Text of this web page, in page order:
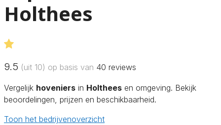
Holthees
9.5 (uit 10) op basis van 40 reviews
Vergelijk hoveniers in Holthees en omgeving. Bekijk
beoordelingen, prijzen en beschikbaarheid.
Toon het bedrijvenoverzicht